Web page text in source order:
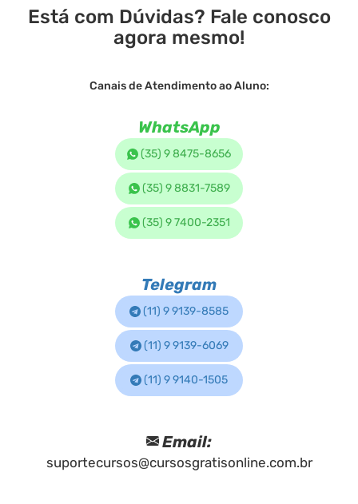
Está com Dúvidas? Fale conosco
agora mesmo!
Canais de Atendimento ao Aluno:
WhatsApp
(35) 9 8475-8656
(35) 9 8831-7589
(35) 9 7400-2351
Telegram
(11) 9 9139-8585
(11) 9 9139-6069
(11) 9 9140-1505
Email:
suportecursos@cursosgratisonline.com.br